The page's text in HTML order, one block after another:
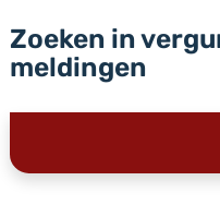
Zoeken in
meldingen